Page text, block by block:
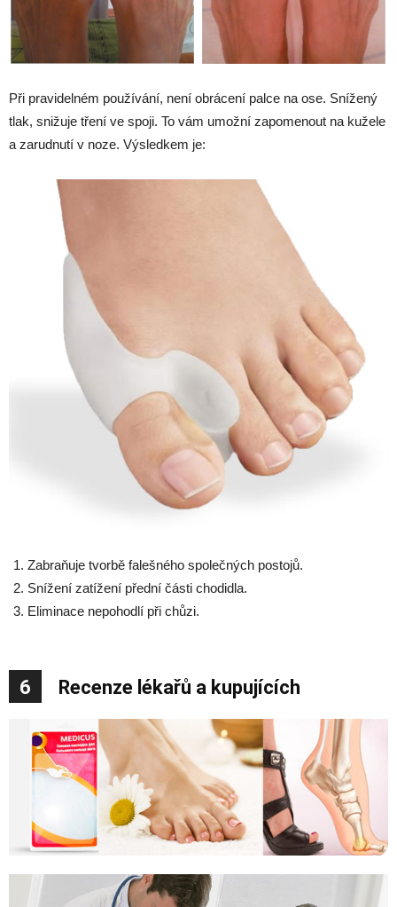
Při pravidelném používání, není obrácení palce na ose. Snížený
tlak, snižuje tření ve spoji. To vám umožní zapomenout na kužele
a zarudnutí v noze. Výsledkem je:
Zabraňuje tvorbě falešného společných postojů.
Snížení zatížení přední části chodidla.
Eliminace nepohodlí při chůzi.
6 Recenze lékařů a kupujících